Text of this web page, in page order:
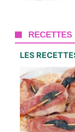
RECETTES
LES